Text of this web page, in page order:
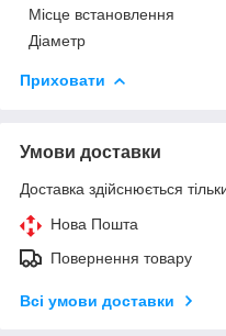
Місце встановлення
Діаметр
Приховати
Умови доставки
Доставка здійснюється
Нова Пошта
Повернення товару
Всі умови доставки